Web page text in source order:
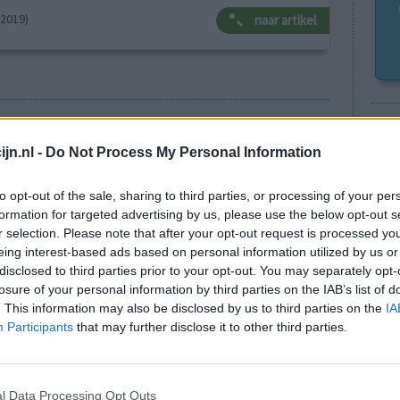
- Do Not Process My Personal Information
opt-out of the sale, sharing to third parties, or processing of your
for targeted advertising by us, please use the below opt-out
selection. Please note that after your opt-out request is processed
interest-based ads based on personal information utilized by us
to third parties prior to your opt-out. You may separately
of your personal information by third parties on the IAB’s list of
This information may also be disclosed by us to third parties on the
Participants that may further disclose it to other third parties.
Data Processing Opt Outs
naar artikel
Anticonceptie - overig
Depressie - antidepressiva SSRI
Depressie - antidepressiva SSRI
Cholesterol
Verslavingsziekten
Depressie - antidepressiva overig